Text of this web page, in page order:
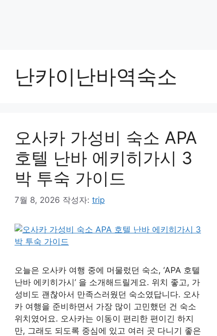
난카이난바역숙소
오사카 가성비 숙소 APA
호텔 난바 에키히가시 3
박 투숙 가이드
7월 8, 2026 작성자: trip
오늘은 오사카 여행 중에 머물렀던 숙소, ‘APA 호텔
난바 에키히가시’ 을 소개해드릴게요. 위치 좋고, 가
성비도 괜찮아서 만족스러웠던 숙소였답니다. 오사
카 여행을 준비하면서 가장 많이 고민했던 건 숙소
위치였어요. 오사카는 이동이 편리한 편이긴 하지
만, 그래도 되도록 중심에 있고 여러 곳 다니기 좋은